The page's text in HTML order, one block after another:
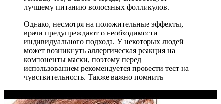
лучшему питанию волосяных фолликулов.
Однако, несмотря на положительные эффекты,
врачи предупреждают о необходимости
индивидуального подхода. У некоторых людей
может возникнуть аллергическая реакция на
компоненты маски, поэтому перед
использованием рекомендуется провести тест на
чувствительность. Также важно помнить